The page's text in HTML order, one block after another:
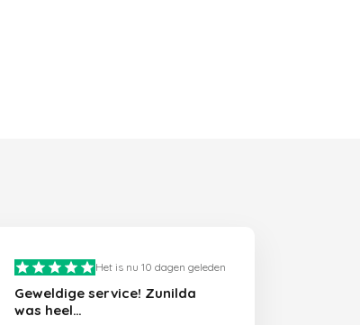
Het is nu 10 dagen geleden
Geweldige service! Zunilda
was heel…